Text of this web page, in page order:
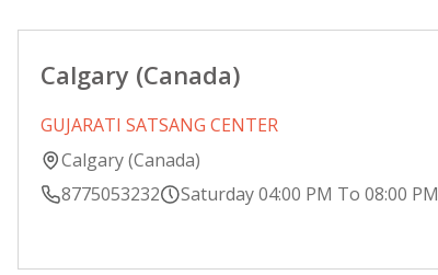
Calgary (Canada)
GUJARATI SATSANG CENTER
Calgary (Canada)
8775053232
Saturday 04:00 PM To 08:00 PM